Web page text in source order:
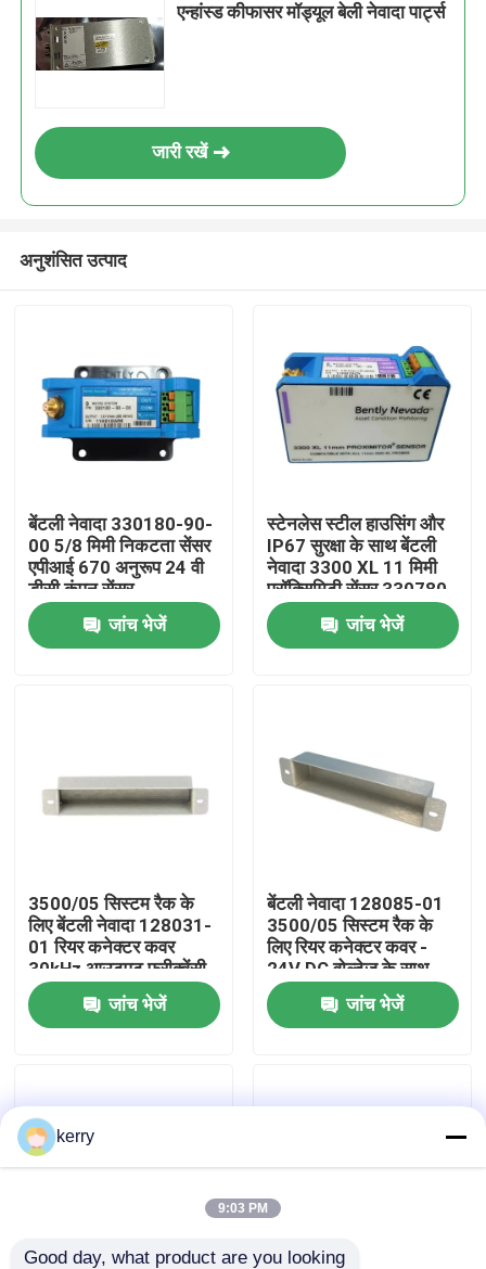
घर
वीडियो
कारखाना भ्रमण
गुणवत्ता नियंत्रण
ब्लॉग
एबीबी 800xa
एन्हांस्ड कीफासर मॉड्यूल बेली नेवादा पार्ट्स
जारी रखें
अनुशंसित उत्पाद
बेंटली नेवादा 330180-90-
00 5/8 मिमी निकटता सेंसर
एपीआई 670 अनुरूप 24 वी
डीसी कंपन सेंसर
जांच भेजें
स्टेनलेस स्टील हाउसिंग और
IP67 सुरक्षा के साथ बेंटली
नेवादा 3300 XL 11 मिमी
प्रॉक्सिमिटी सेंसर 330780-
90-00
जांच भेजें
3500/05 सिस्टम रैक के
लिए बेंटली नेवादा 128031-
01 रियर कनेक्टर कवर
30kHz आउटपुट फ्रीक्वेंसी
24V DC और -40°C से
120°C रेंज के साथ
जांच भेजें
बेंटली नेवादा 128085-01
3500/05 सिस्टम रैक के
लिए रियर कनेक्टर कवर -
24V DC वोल्टेज के साथ
औद्योगिक निगरानी अनुप्रयोगों
में रियर कनेक्टर्स की सुरक्षा
करता है
जांच भेजें
kerry
9:03 PM
Good day, what product are you looking